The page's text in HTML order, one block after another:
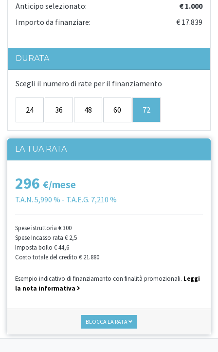
Anticipo selezionato:
€ 1.000
Importo da finanziare:
€ 17.839
DURATA
Scegli il numero di rate per il finanziamento
24 36 48 60 72
LA TUA RATA
296 €/mese
T.A.N. 5,990 % - T.A.E.G. 7,210 %
Spese istruttoria € 300
Spese Incasso rata € 2,5
Imposta bollo € 44,6
Costo totale del credito € 21.880
Esempio indicativo di finanziamento con finalità promozionali. Leggi
la nota informativa
BLOCCA LA RATA